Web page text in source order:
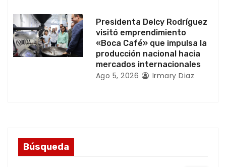
s
Presidenta Delcy Rodríguez
visitó emprendimiento
«Boca Café» que impulsa la
producción nacional hacia
mercados internacionales
Ago 5, 2026 Irmary Diaz
Búsqueda